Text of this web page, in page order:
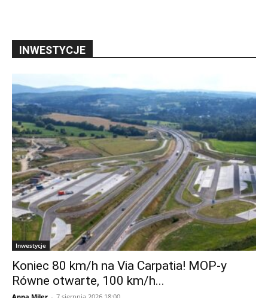
INWESTYCJE
Inwestycje
Koniec 80 km/h na Via Carpatia! MOP-y
Równe otwarte, 100 km/h...